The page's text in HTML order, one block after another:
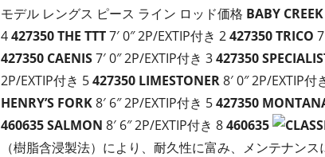
モデル レングス ピース ライン ロッド価格 BABY CREEK
4427350THE TTT7′ 0″ 2P/EXTIP付き 2427350TRICO
427350 CAENIS7′ 0″ 2P/EXTIP付き 3427350
2P/EXTIP付き 5427350 LIMESTONER8′ 0″ 2P/EXTIP付
HENRY’S FORK8′ 6″ 2P/EXTIP付き 5427350
460635SALMON 8′ 6″ 2P/EXTIP付き 8460635
（樹脂含浸製法）により、耐久性に富み、メンテナン